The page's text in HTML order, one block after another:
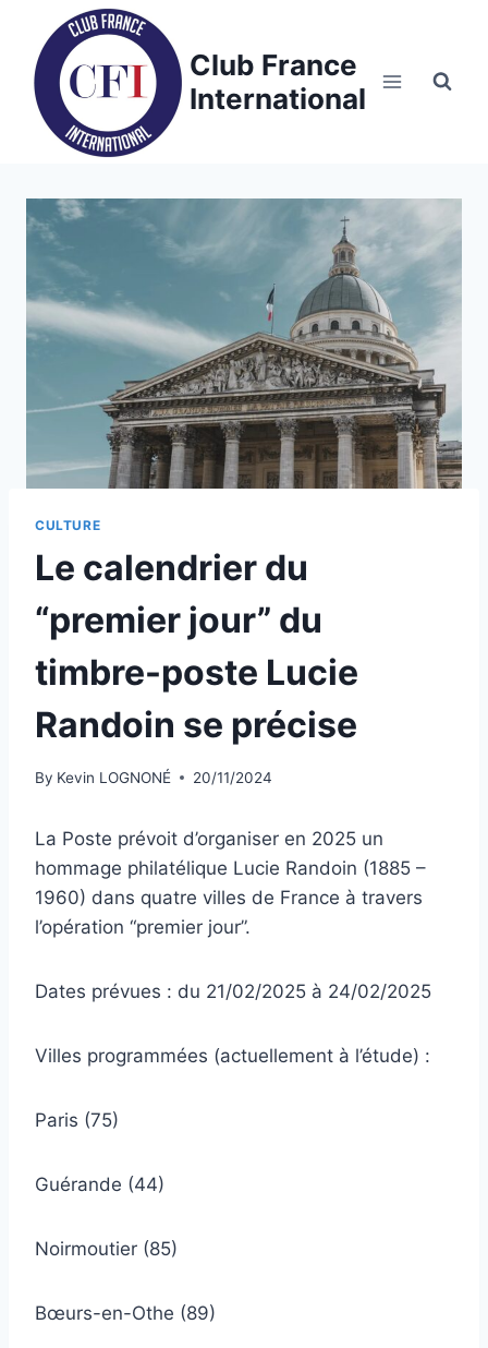
content
Club France
International
CULTURE
Le calendrier du
“premier jour” du
timbre-poste Lucie
Randoin se précise
By Kevin LOGNONÉ 20/11/2024
La Poste prévoit d’organiser en 2025 un
hommage philatélique Lucie Randoin (1885 –
1960) dans quatre villes de France à travers
l’opération “premier jour”.
Dates prévues : du 21/02/2025 à 24/02/2025
Villes programmées (actuellement à l’étude) :
Paris (75)
Guérande (44)
Noirmoutier (85)
Bœurs-en-Othe (89)